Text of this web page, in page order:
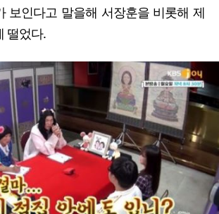
보인다고 말을해 서장훈을 비롯해 제
떨었다.